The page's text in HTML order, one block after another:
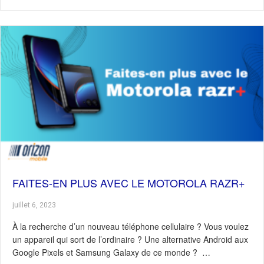
FAITES-EN PLUS AVEC LE MOTOROLA RAZR+
juillet 6, 2023
À la recherche d’un nouveau téléphone cellulaire ? Vous voulez
un appareil qui sort de l’ordinaire ? Une alternative Android aux
Google Pixels et Samsung Galaxy de ce monde ? …